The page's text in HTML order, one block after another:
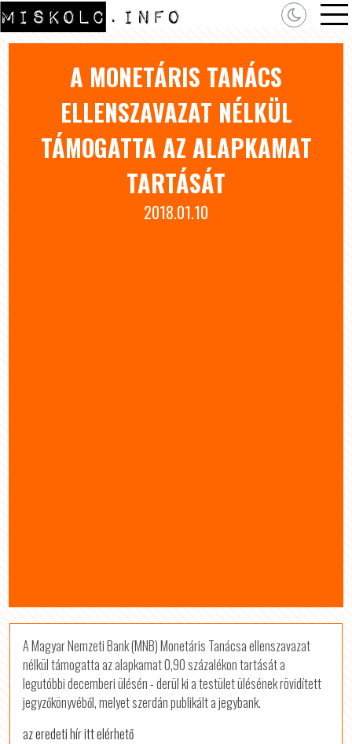
A MONETÁRIS TANÁCS
ELLENSZAVAZAT NÉLKÜL
TÁMOGATTA AZ ALAPKAMAT
TARTÁSÁT
2018.01.10
A Magyar Nemzeti Bank (MNB) Monetáris Tanácsa ellenszavazat
nélkül támogatta az alapkamat 0,90 százalékon tartását a
legutóbbi decemberi ülésén - derül ki a testület ülésének rövidített
jegyzőkönyvéből, melyet szerdán publikált a jegybank.
az eredeti hír itt elérhető